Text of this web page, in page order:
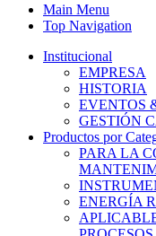
Main Menu
Top Navigation
Institucional
EMPRESA
HISTORIA
EVENTOS
GESTIÓN
Productos por
PARA LA
ENERGÍA